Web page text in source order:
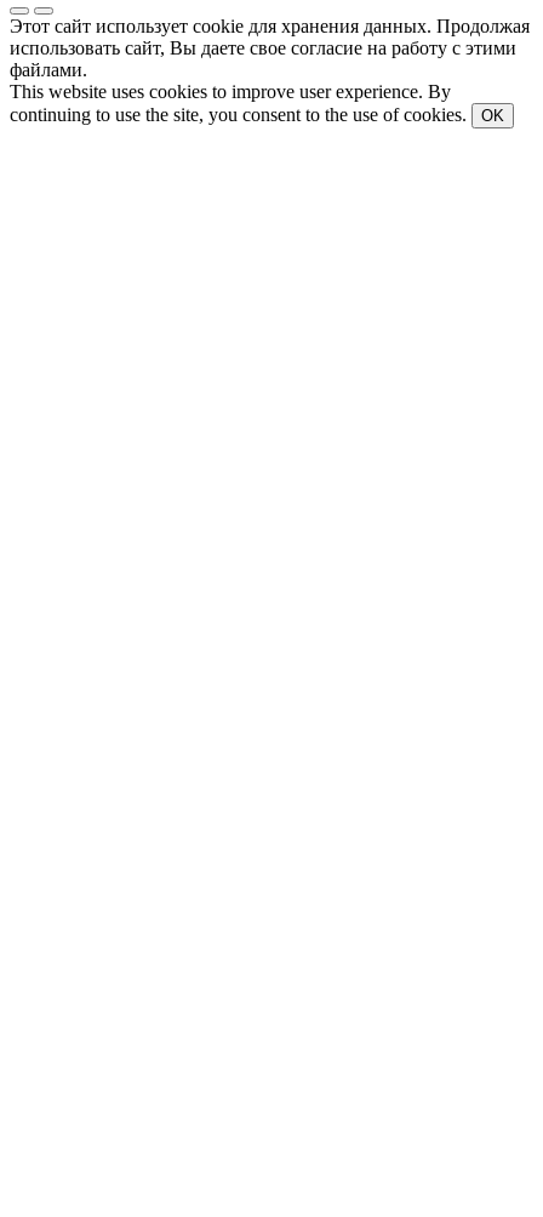
Этот сайт использует cookie для хранения данных. Продолжая
использовать сайт, Вы даете свое согласие на работу с этими
файлами.
This website uses cookies to improve user experience. By
continuing to use the site, you consent to the use of cookies.
OK